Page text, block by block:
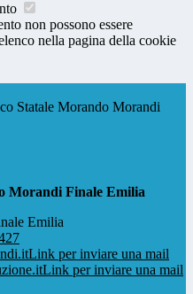
non possono essere
nella pagina della cookie
Statale Morando Morandi
Morandi Finale Emilia
Emilia
Link per inviare una mail
Link per inviare una mail